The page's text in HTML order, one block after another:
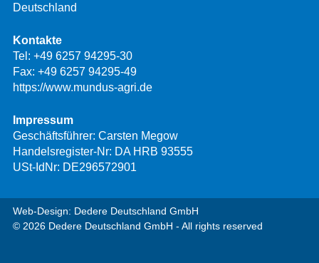
Deutschland
Kontakte
Tel: +49 6257 94295-30
Fax: +49 6257 94295-49
https://www.mundus-agri.de
Impressum
Geschäftsführer: Carsten Megow
Handelsregister-Nr: DA HRB 93555
USt-IdNr: DE296572901
Web-Design: Dedere Deutschland GmbH
© 2026 Dedere Deutschland GmbH - All rights reserved